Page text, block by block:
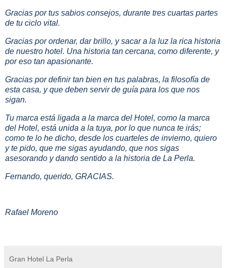
Gracias por tus sabios consejos, durante tres cuartas partes
de tu ciclo vital.
Gracias por ordenar, dar brillo, y sacar a la luz la rica historia
de nuestro hotel. Una historia tan cercana, como diferente, y
por eso tan apasionante.
Gracias por definir tan bien en tus palabras, la filosofía de
esta casa, y que deben servir de guía para los que nos
sigan.
Tu marca está ligada a la marca del Hotel, como la marca
del Hotel, está unida a la tuya, por lo que nunca te irás;
como te lo he dicho, desde los cuarteles de invierno, quiero
y te pido, que me sigas ayudando, que nos sigas
asesorando y dando sentido a la historia de La Perla.
Fernando, querido, GRACIAS.
Rafael Moreno
Gran Hotel La Perla